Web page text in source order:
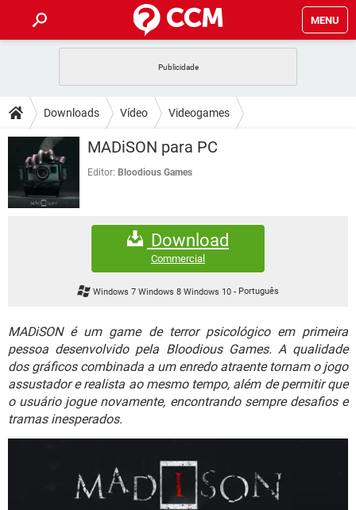
MENU
CELULAR FACEBOOK
OUTLOOK EXCEL
INSTAGRAM GMAIL
GUIA DE COMPRAS
DICAS
JOGOS WHATSAPP
CELULAR
OUTLOOK
DOWNLOADS
JOGOS WHATSAPP
CELULAR
EXCEL
GMAIL
FÓRUM
FACEBOOK
EXCEL
GMAIL
WHATSAPP
INSTAGRAM GMAIL
GUIA DE COMPRAS
Downloads Vídeo Videogames
MADiSON para PC
Editor: Bloodious Games
Download
Commercial
Windows 7 Windows 8 Windows 10- Português
MADiSON é um game de terror psicológico em primeira
pessoa desenvolvido pela Bloodious Games. A qualidade
dos gráficos combinada a um enredo atraente tornam o jogo
assustador e realista ao mesmo tempo, além de permitir que
o usuário jogue novamente, encontrando sempre desafios e
tramas inesperados.